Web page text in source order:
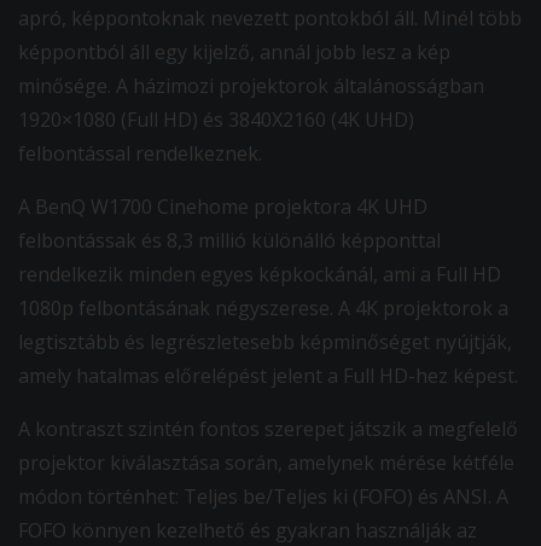
apró, képpontoknak nevezett pontokból áll. Minél több
képpontból áll egy kijelző, annál jobb lesz a kép
minősége. A házimozi projektorok általánosságban
1920×1080 (Full HD) és 3840X2160 (4K UHD)
felbontással rendelkeznek.
A BenQ W1700 Cinehome projektora 4K UHD
felbontássak és 8,3 millió különálló képponttal
rendelkezik minden egyes képkockánál, ami a Full HD
1080p felbontásának négyszerese. A 4K projektorok a
legtisztább és legrészletesebb képminőséget nyújtják,
amely hatalmas előrelépést jelent a Full HD-hez képest.
A kontraszt szintén fontos szerepet játszik a megfelelő
projektor kiválasztása során, amelynek mérése kétféle
módon történhet: Teljes be/Teljes ki (FOFO) és ANSI. A
FOFO könnyen kezelhető és gyakran használják az